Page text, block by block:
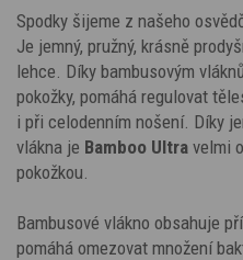
Spodky šijeme z našeho
Je jemný, pružný, krásně
lehce. Díky bambusovým
pokožky, pomáhá regulovat
i při celodenním nošení. Díky
vlákna je Bamboo Ultra velmi
pokožkou.
Bambusové vlákno obsahuje
pomáhá omezovat množení